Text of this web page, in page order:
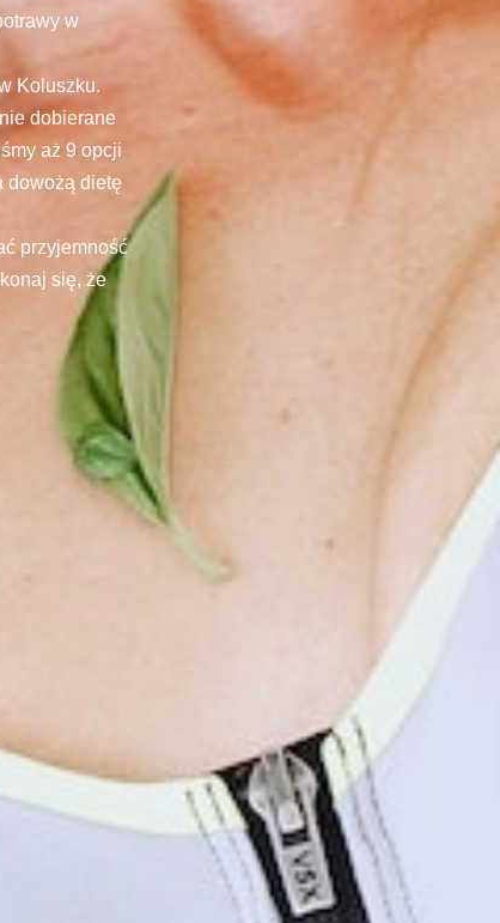
w
Koluszku.
dobierane
aż 9 opcji
dowożą dietę
przyjemność
się, że